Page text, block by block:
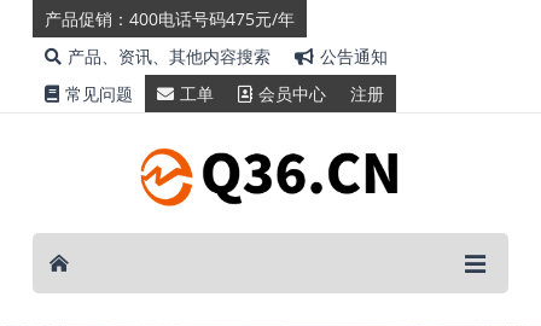
产品促销：400电话号码475元/年
产品、资讯、其他内容搜索
公告通知
常见问题
工单 会员中心 注册